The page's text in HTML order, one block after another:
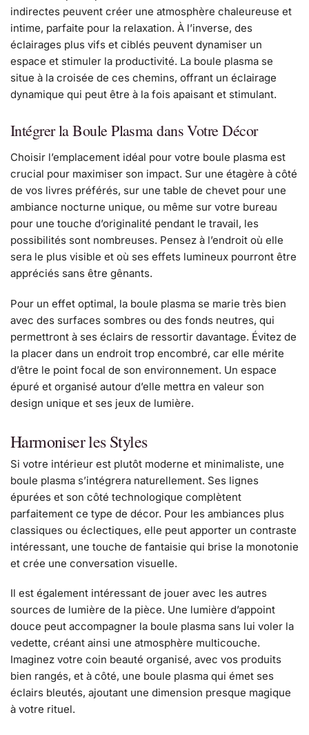
indirectes peuvent créer une atmosphère chaleureuse et
intime, parfaite pour la relaxation. À l’inverse, des
éclairages plus vifs et ciblés peuvent dynamiser un
espace et stimuler la productivité. La boule plasma se
situe à la croisée de ces chemins, offrant un éclairage
dynamique qui peut être à la fois apaisant et stimulant.
Intégrer la Boule Plasma dans Votre Décor
Choisir l’emplacement idéal pour votre boule plasma est
crucial pour maximiser son impact. Sur une étagère à côté
de vos livres préférés, sur une table de chevet pour une
ambiance nocturne unique, ou même sur votre bureau
pour une touche d’originalité pendant le travail, les
possibilités sont nombreuses. Pensez à l’endroit où elle
sera le plus visible et où ses effets lumineux pourront être
appréciés sans être gênants.
Pour un effet optimal, la boule plasma se marie très bien
avec des surfaces sombres ou des fonds neutres, qui
permettront à ses éclairs de ressortir davantage. Évitez de
la placer dans un endroit trop encombré, car elle mérite
d’être le point focal de son environnement. Un espace
épuré et organisé autour d’elle mettra en valeur son
design unique et ses jeux de lumière.
Harmoniser les Styles
Si votre intérieur est plutôt moderne et minimaliste, une
boule plasma s’intégrera naturellement. Ses lignes
épurées et son côté technologique complètent
parfaitement ce type de décor. Pour les ambiances plus
classiques ou éclectiques, elle peut apporter un contraste
intéressant, une touche de fantaisie qui brise la monotonie
et crée une conversation visuelle.
Il est également intéressant de jouer avec les autres
sources de lumière de la pièce. Une lumière d’appoint
douce peut accompagner la boule plasma sans lui voler la
vedette, créant ainsi une atmosphère multicouche.
Imaginez votre coin beauté organisé, avec vos produits
bien rangés, et à côté, une boule plasma qui émet ses
éclairs bleutés, ajoutant une dimension presque magique
à votre rituel.